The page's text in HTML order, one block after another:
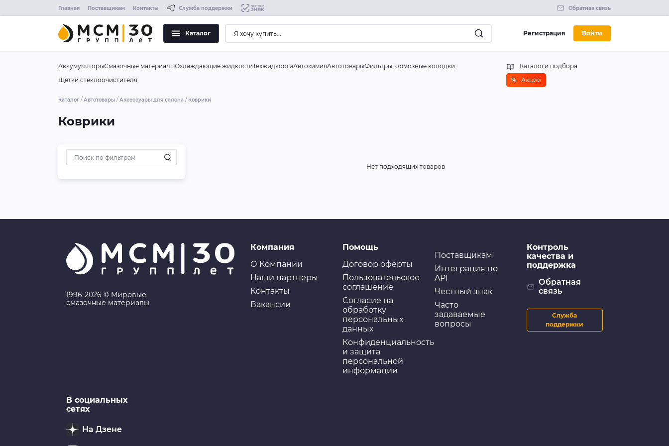
Главная Поставщикам Контакты Служба поддержки Обратная связь
Каталог Регистрация Войти
АккумуляторыСмазочные материалыОхлаждающие жидкостиТехжидкостиАвтохимияАвтотоварыФильтрыТормозные колодки
Щетки стеклоочистителя
Каталоги подбора
% Акции
Каталог Автотовары Аксессуары для салона Коврики
Коврики
Нет подходящих товаров
1996-2026 © Мировые
смазочные материалы
Компания
О Компании
Наши партнеры
Контакты
Вакансии
Помощь
Договор оферты
Пользовательское
соглашение
Cогласие на
обработку
персональных
данных
Конфиденциальность
и защита
персональной
информации
Поставщикам
Интеграция по
API
Честный знак
Часто
задаваемые
вопросы
Контроль
качества и
поддержка
Обратная
связь
Служба
поддержки
В социальных
сетях
На Дзене